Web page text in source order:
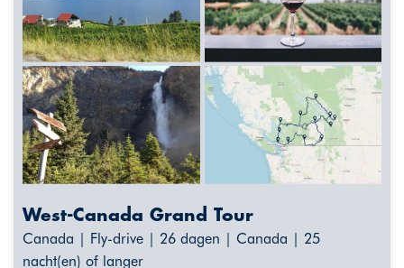
West-Canada Grand Tour
Canada | Fly-drive | 26 dagen | Canada | 25
nacht(en) of langer